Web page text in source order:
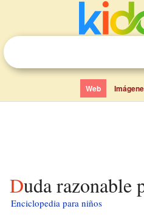
Web
Duda razonable
Enciclopedia para niños